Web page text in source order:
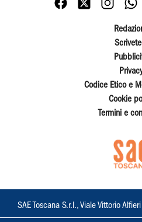
Codice Etico e
Cookie
Termini e
SAE Toscana S.r.l., Viale Vittorio